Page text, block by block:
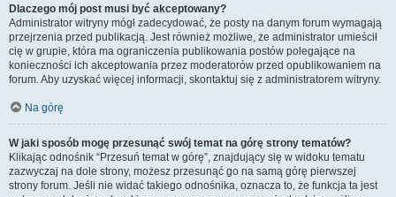
Dlaczego mój post musi być akceptowany?
Administrator witryny mógł zadecydować, że posty na danym forum wymagają
przejrzenia przed publikacją. Jest również możliwe, że administrator umieścił
cię w grupie, która ma ograniczenia publikowania postów polegające na
konieczności ich akceptowania przez moderatorów przed opublikowaniem na
forum. Aby uzyskać więcej informacji, skontaktuj się z administratorem witryny.
Na górę
W jaki sposób mogę przesunąć swój temat na górę strony tematów?
Klikając odnośnik “Przesuń temat w górę”, znajdujący się w widoku tematu
zazwyczaj na dole strony, możesz przesunąć go na samą górę pierwszej
strony forum. Jeśli nie widać takiego odnośnika, oznacza to, że funkcja ta jest